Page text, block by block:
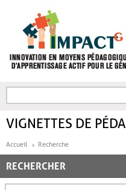
FORMULAIRE DE
VIGNETTES DE
Accueil Recherche
RECHERCHER